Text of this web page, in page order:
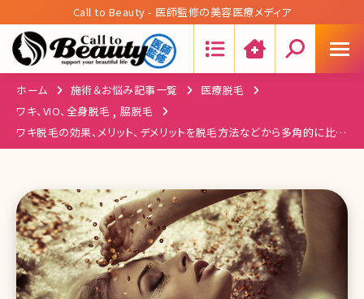
Call to Beauty - 医師監修の美容医療メディア
ホーム 施術＆お悩み記事一覧
医療脱毛
ワキ、VIO、全身脱毛 , 脇脱毛
ワキ脱毛の効果、メリット、デメリットを脱毛方法などから多角的に比較
する!